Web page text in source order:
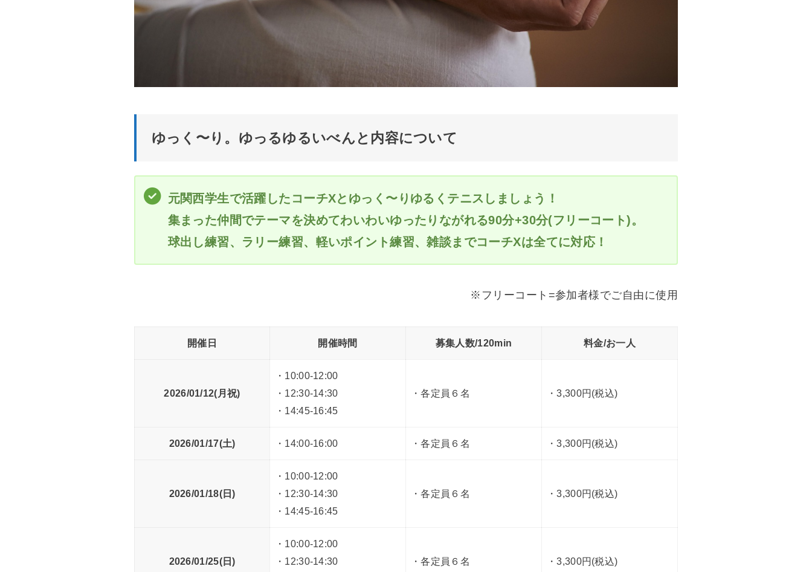
ゆっく〜り。ゆっるゆるいべんと内容について
元関西学生で活躍したコーチXとゆっく〜りゆるくテニスしましょう！
集まった仲間でテーマを決めてわいわいゆったりながれる90分+30分(フリーコート)。
球出し練習、ラリー練習、軽いポイント練習、雑談までコーチXは全てに対応！
※フリーコート=参加者様でご自由に使用
開催日 開催時間 募集人数/120min 料金/お一人
2026/01/12(月祝)
・10:00-12:00
・12:30-14:30
・14:45-16:45
・各定員６名 ・3,300円(税込)
2026/01/17(土) ・14:00-16:00 ・各定員６名 ・3,300円(税込)
2026/01/18(日)
・10:00-12:00
・12:30-14:30
・14:45-16:45
・各定員６名 ・3,300円(税込)
2026/01/25(日)
・10:00-12:00
・12:30-14:30
・各定員６名 ・3,300円(税込)